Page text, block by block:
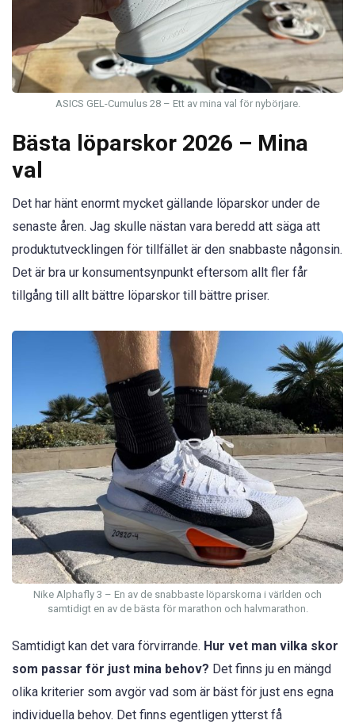
ASICS GEL-Cumulus 28 – Ett av mina val för nybörjare.
Bästa löparskor 2026 – Mina
val
Det har hänt enormt mycket gällande löparskor under de
senaste åren. Jag skulle nästan vara beredd att säga att
produktutvecklingen för tillfället är den snabbaste någonsin.
Det är bra ur konsumentsynpunkt eftersom allt fler får
tillgång till allt bättre löparskor till bättre priser.
Nike Alphafly 3 – En av de snabbaste löparskorna i världen och
samtidigt en av de bästa för marathon och halvmarathon.
Samtidigt kan det vara förvirrande. Hur vet man vilka skor
som passar för just mina behov? Det finns ju en mängd
olika kriterier som avgör vad som är bäst för just ens egna
individuella behov. Det finns egentligen ytterst få